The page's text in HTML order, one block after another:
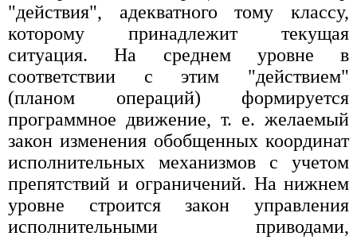
"действия", адекватного тому классу,
которому принадлежит текущая
ситуация. На среднем уровне в
соответствии с этим "действием"
(планом операций) формируется
программное движение, т. е. желаемый
закон изменения обобщенных координат
исполнительных механизмов с учетом
препятствий и ограничений. На нижнем
уровне строится закон управления
исполнительными приводами,